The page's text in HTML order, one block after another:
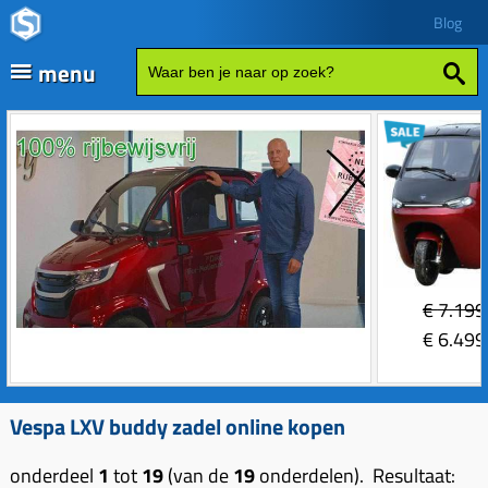
Blog
menu
Fatbikes
Scooter kopen
Zip
Sales
Elektrische delen
Achterlicht
Bobine
Motordelen
Achter tandwielen
Carburateurs (delen)
Frame delen
Achterbrug delen
Accessoires
€
€
Vespa LXV buddy zadel online kopen
onderdeel 1 tot19(van de19onderdelen). Resultaat: